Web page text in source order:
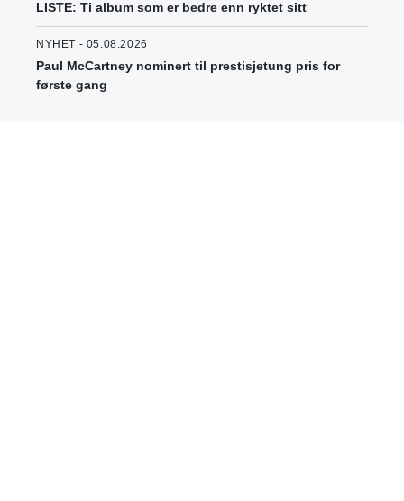
LISTE: Ti album som er bedre enn ryktet sitt
NYHET - 05.08.2026
Paul McCartney nominert til prestisjetung pris for
første gang